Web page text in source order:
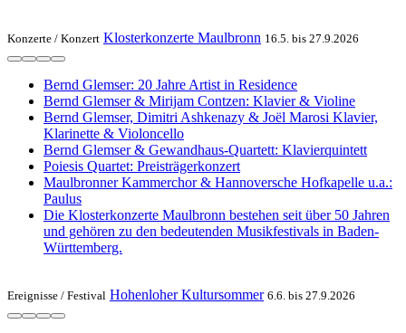
Konzerte / Konzert Klosterkonzerte Maulbronn 16.5. bis 27.9.2026
Bernd Glemser: 20 Jahre Artist in Residence
Bernd Glemser & Mirijam Contzen: Klavier & Violine
Bernd Glemser, Dimitri Ashkenazy & Joël Marosi Klavier,
Klarinette & Violoncello
Bernd Glemser & Gewandhaus-Quartett: Klavierquintett
Poiesis Quartet: Preisträgerkonzert
Maulbronner Kammerchor & Hannoversche Hofkapelle u.a.:
Paulus
Die Klosterkonzerte Maulbronn bestehen seit über 50 Jahren
und gehören zu den bedeutenden Musikfestivals in Baden-
Württemberg.
Ereignisse / Festival Hohenloher Kultursommer 6.6. bis 27.9.2026